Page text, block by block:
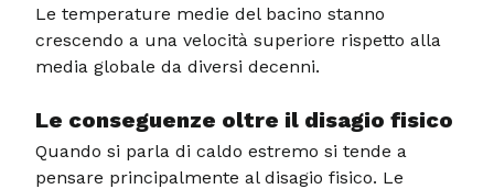
Le temperature medie del bacino stanno
crescendo a una velocità superiore rispetto alla
media globale da diversi decenni.
Le conseguenze oltre il disagio fisico
Quando si parla di caldo estremo si tende a
pensare principalmente al disagio fisico. Le